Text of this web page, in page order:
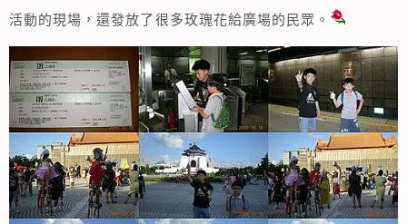
活動的現場，還發放了很多玫瑰花給廣場的民眾。